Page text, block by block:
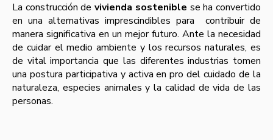
La construcción devivienda sostenible se ha convertido
en una alternativas imprescindibles para
contribuir de
manera significativa en un mejor futuro. Ante la necesidad
de cuidar el medio ambiente y los recursos naturales, es
de vital importancia que las diferentes industrias tomen
una postura participativa y activa en pro del cuidado de la
naturaleza, especies animales y la calidad de vida de las
personas.